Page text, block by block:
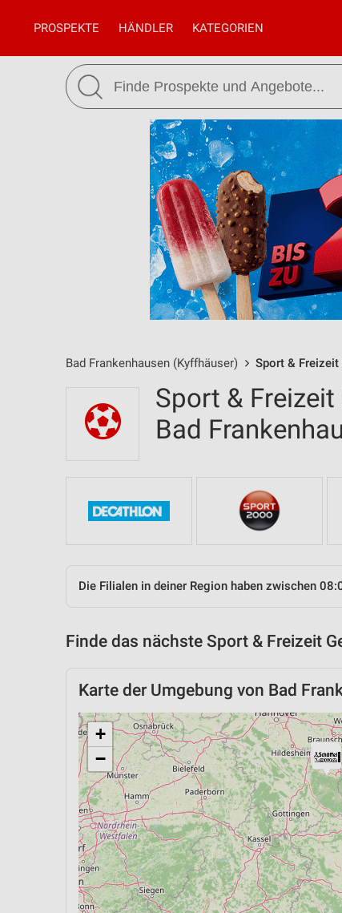
PROSPEKTE HÄNDLER KATEGORIEN
Bad Frankenhausen (Kyffhäuser) Sport &
Sport &
Bad
Die Filialen in deiner Region haben zwischen
Finde das nächste Sport & Freizeit
Karte der Umgebung von Bad
+
−